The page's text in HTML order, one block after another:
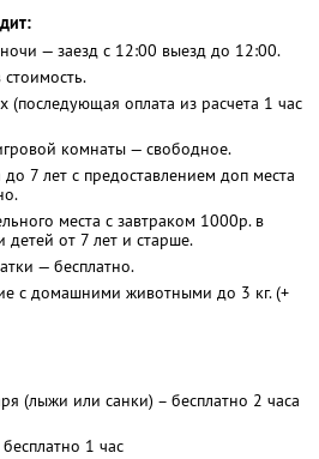
— заезд с 12:00 выезд до 12:00.
(последующая оплата из расчета 1 час
комнаты — свободное.
7 лет с предоставлением доп места
места с завтраком 1000р. в
детей от 7 лет и старше.
— бесплатно.
с домашними животными до 3 кг. (+
(лыжи или санки) – бесплатно 2 часа
1 час